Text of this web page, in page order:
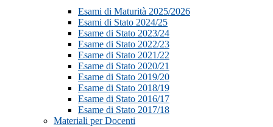
Esami di Maturità 2025/2026
Esami di Stato 2024/25
Esame di Stato 2023/24
Esame di Stato 2022/23
Esame di Stato 2021/22
Esame di Stato 2020/21
Esame di Stato 2019/20
Esame di Stato 2018/19
Esame di Stato 2016/17
Esame di Stato 2017/18
Materiali per Docenti